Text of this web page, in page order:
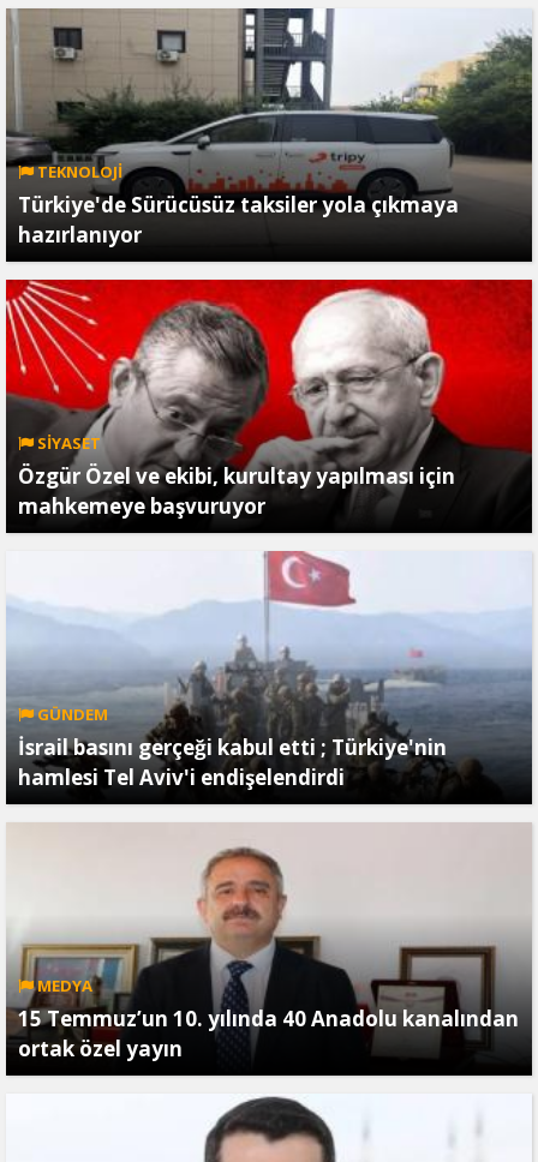
TEKNOLOJİ
Türkiye'de Sürücüsüz taksiler yola çıkmaya
hazırlanıyor
SİYASET
Özgür Özel ve ekibi, kurultay yapılması için
mahkemeye başvuruyor
GÜNDEM
İsrail basını gerçeği kabul etti ; Türkiye'nin
hamlesi Tel Aviv'i endişelendirdi
MEDYA
15 Temmuz’un 10. yılında 40 Anadolu kanalından
ortak özel yayın